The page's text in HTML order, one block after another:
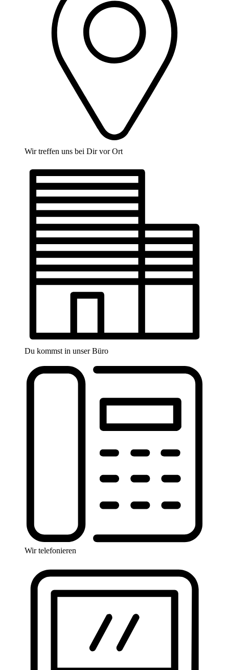
Wir treffen uns bei Dir vor Ort
Du kommst in unser Büro
Wir telefonieren